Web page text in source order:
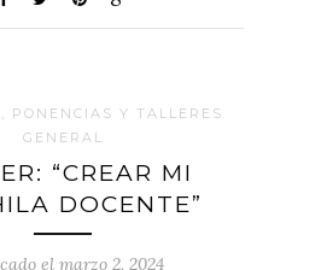
PONENCIAS Y TALLERES
GENERAL
“CREAR MI
DOCENTE”
el marzo 2, 2024